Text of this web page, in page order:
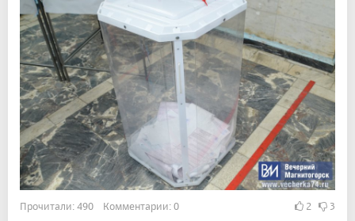
Прочитали: 490 Комментарии: 0 2 3